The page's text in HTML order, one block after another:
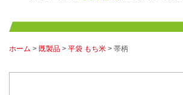
ホーム > 既製品 > 平袋 もち米 > 帯柄